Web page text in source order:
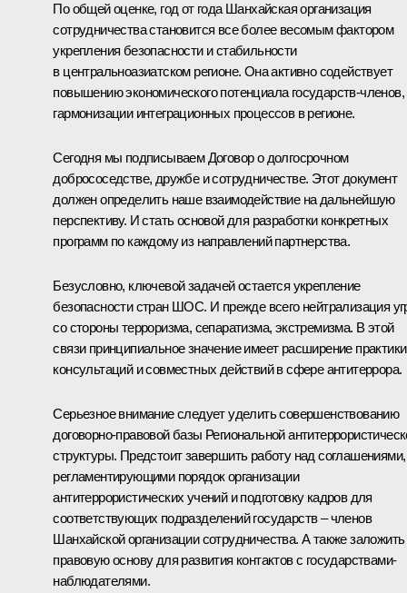
По общей оценке, год от года Шанхайская организация
сотрудничества становится все более весомым фактором
укрепления безопасности и стабильности
в центральноазиатском регионе. Она активно содействует
повышению экономического потенциала государств-членов,
гармонизации интеграционных процессов в регионе.
Сегодня мы подписываем Договор о долгосрочном
добрососедстве, дружбе и сотрудничестве. Этот документ
должен определить наше взаимодействие на дальнейшую
перспективу. И стать основой для разработки конкретных
программ по каждому из направлений партнерства.
Безусловно, ключевой задачей остается укрепление
безопасности стран ШОС. И прежде всего нейтрализация
со стороны терроризма, сепаратизма, экстремизма. В этой
связи принципиальное значение имеет расширение практики
консультаций и совместных действий в сфере антитеррора.
Серьезное внимание следует уделить совершенствованию
договорно-правовой базы Региональной
структуры. Предстоит завершить работу над соглашениями,
регламентирующими порядок организации
антитеррористических учений и подготовку кадров для
соответствующих подразделений государств – членов
Шанхайской организации сотрудничества. А также заложить
правовую основу для развития контактов с государствами-
наблюдателями.